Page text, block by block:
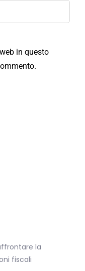
in questo
la
fiscali